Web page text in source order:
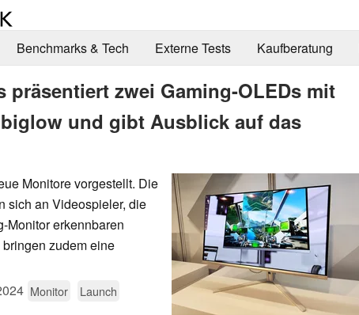
Benchmarks & Tech Externe Tests Kaufberatung
präsentiert zwei Gaming-OLEDs mit
und gibt Ausblick auf das
Monitore vorgestellt. Die
sich an Videospieler, die
Monitor erkennbaren
zudem eine
Monitor
Launch